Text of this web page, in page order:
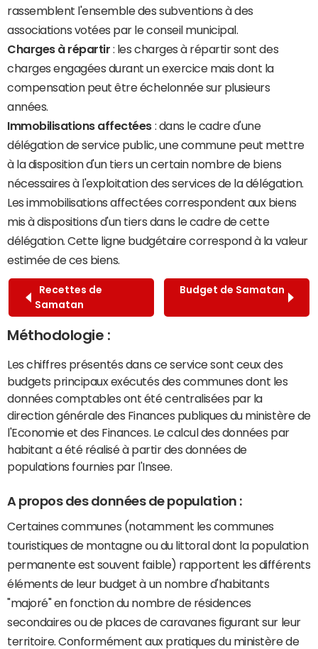
rassemblent l'ensemble des subventions à des
associations votées par le conseil municipal.
Charges à répartir : les charges à répartir sont des
charges engagées durant un exercice mais dont la
compensation peut être échelonnée sur plusieurs
années.
Immobilisations affectées : dans le cadre d'une
délégation de service public, une commune peut mettre
à la disposition d'un tiers un certain nombre de biens
nécessaires à l'exploitation des services de la délégation.
Les immobilisations affectées correspondent aux biens
mis à dispositions d'un tiers dans le cadre de cette
délégation. Cette ligne budgétaire correspond à la valeur
estimée de ces biens.
Recettes de
Samatan
Budget de Samatan
Méthodologie :
Les chiffres présentés dans ce service sont ceux des
budgets principaux exécutés des communes dont les
données comptables ont été centralisées par la
direction générale des Finances publiques du ministère de
l'Economie et des Finances. Le calcul des données par
habitant a été réalisé à partir des données de
populations fournies par l'Insee.
A propos des données de population :
Certaines communes (notamment les communes
touristiques de montagne ou du littoral dont la population
permanente est souvent faible) rapportent les différents
éléments de leur budget à un nombre d'habitants
"majoré" en fonction du nombre de résidences
secondaires ou de places de caravanes figurant sur leur
territoire. Conformément aux pratiques du ministère de